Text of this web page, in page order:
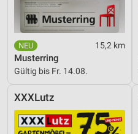
15,2 km
Musterring
Gültig bis Fr. 14.08.
XXXLutz